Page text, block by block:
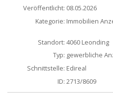
Veröffentlicht: 08.05.2026
Kategorie: Immobilien
Standort: 4060 Leonding
Typ: gewerbliche
Schnittstelle: Edireal
ID: 2713/8609